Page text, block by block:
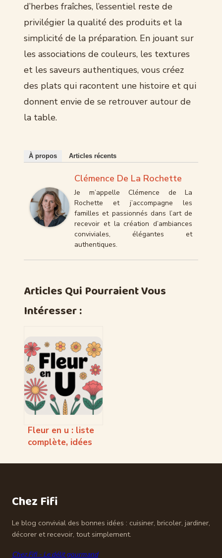
d’herbes fraîches, l’essentiel reste de
privilégier la qualité des produits et la
simplicité de la préparation. En jouant sur
les associations de couleurs, les textures
et les saveurs authentiques, vous créez
des plats qui racontent une histoire et qui
donnent envie de se retrouver autour de
la table.
À propos Articles récents
Clémence De La Rochette
Je m’appelle Clémence de La
Rochette et j’accompagne les
familles et passionnés dans l’art de
recevoir et la création d’ambiances
conviviales, élégantes et
authentiques.
Articles Qui Pourraient Vous
Intéresser :
Fleur en u : liste
complète, idées
conseils
Chez Fifi
Le blog convivial des bonnes idées : cuisiner, bricoler, jardiner,
décorer et recevoir, tout simplement.
Chez Fifi - Le délit gourmand